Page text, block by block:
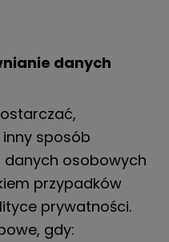
danych
sposób
danych osobowych
przypadków
prywatności.
gdy: